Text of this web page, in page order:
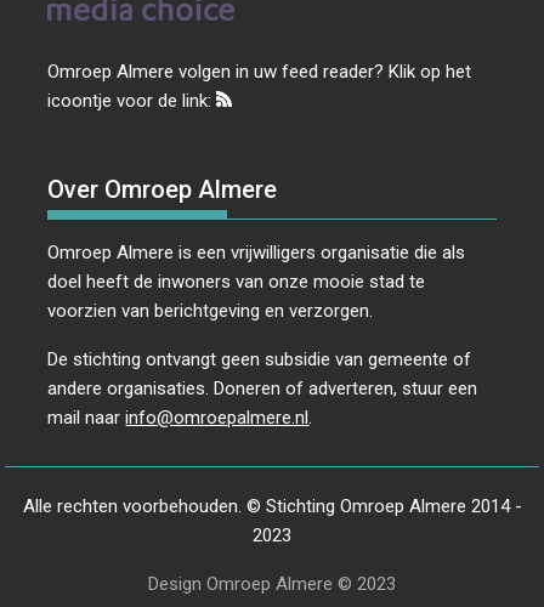
Omroep Almere volgen in uw feed reader? Klik op het
icoontje voor de link:
Over Omroep Almere
Omroep Almere is een vrijwilligers organisatie die als
doel heeft de inwoners van onze mooie stad te
voorzien van berichtgeving en verzorgen.
De stichting ontvangt geen subsidie van gemeente of
andere organisaties. Doneren of adverteren, stuur een
mail naarinfo@omroepalmere.nl.
Alle rechten voorbehouden. © Stichting Omroep Almere 2014 -
2023
Design Omroep Almere © 2023